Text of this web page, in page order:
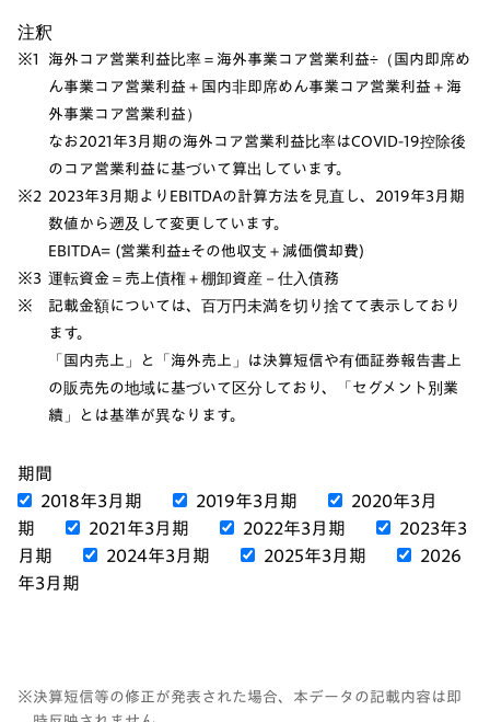
注釈
※1
海外コア営業利益比率＝海外事業コア営業利益÷（国内即席め
ん事業コア営業利益＋国内非即席めん事業コア営業利益＋海
外事業コア営業利益）
なお2021年3月期の海外コア営業利益比率はCOVID-19控除後
のコア営業利益に基づいて算出しています。
※2 2023年3月期よりEBITDAの計算方法を見直し、2019年3月期
数値から遡及して変更しています。
EBITDA= (営業利益±その他収支＋減価償却費)
※3 運転資金＝売上債権＋棚卸資産－仕入債務
※
記載金額については、百万円未満を切り捨てて表示しており
ます。
「国内売上」と「海外売上」は決算短信や有価証券報告書上
の販売先の地域に基づいて区分しており、「セグメント別業
績」とは基準が異なります。
期間
2018年3月期
2019年3月期
2020年3月
期
2021年3月期 2022年3月期
2023年3
月期
2024年3月期 2025年3月期
2026
年3月期
※決算短信等の修正が発表された場合、本データの記載内容は即